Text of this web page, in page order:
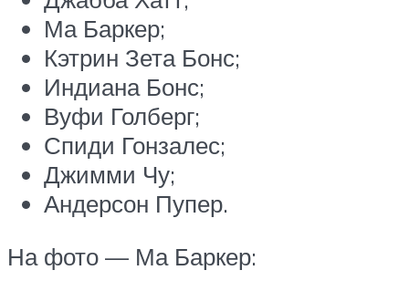
Ма Баркер;
Кэтрин Зета Бонс;
Индиана Бонс;
Вуфи Голберг;
Спиди Гонзалес;
Джимми Чу;
Андерсон Пупер.
На фото — Ма Баркер: